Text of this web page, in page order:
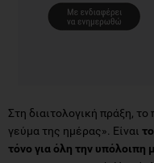
Στη διαιτολογική πράξη,
γεύμα της ημέρας». Είναι
τόνο για όλη την υπόλοιπη